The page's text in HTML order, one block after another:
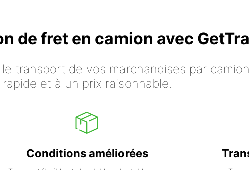
de fret en camion avec
transport de vos marchandises par
rapide et à un prix raisonnable.
Conditions améliorées